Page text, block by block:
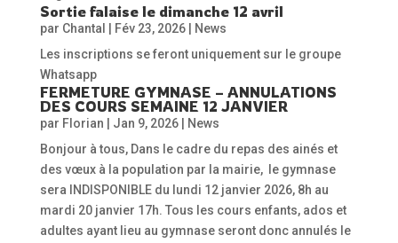
Sortie falaise le dimanche 12 avril
par Chantal Fév 23, 2026|
News
Les inscriptions se feront uniquement sur le groupe
Whatsapp
FERMETURE GYMNASE – ANNULATIONS
DES COURS SEMAINE 12 JANVIER
par Florian Jan 9, 2026|
News
Bonjour à tous, Dans le cadre du repas des ainés et
des vœux à la population par la mairie, le gymnase
sera INDISPONIBLE du lundi 12 janvier 2026, 8h au
mardi 20 janvier 17h. Tous les cours enfants, ados et
adultes ayant lieu au gymnase seront donc annulés le